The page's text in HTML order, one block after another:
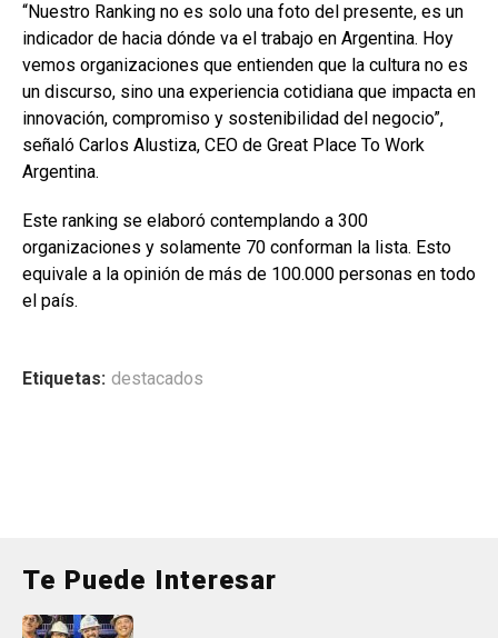
“Nuestro Ranking no es solo una foto del presente, es un
indicador de hacia dónde va el trabajo en Argentina. Hoy
vemos organizaciones que entienden que la cultura no es
un discurso, sino una experiencia cotidiana que impacta en
innovación, compromiso y sostenibilidad del negocio”,
señaló Carlos Alustiza, CEO de Great Place To Work
Argentina.
Este ranking se elaboró contemplando a 300
organizaciones y solamente 70 conforman la lista. Esto
equivale a la opinión de más de 100.000 personas en todo
el país.
Etiquetas: destacados
Te Puede Interesar